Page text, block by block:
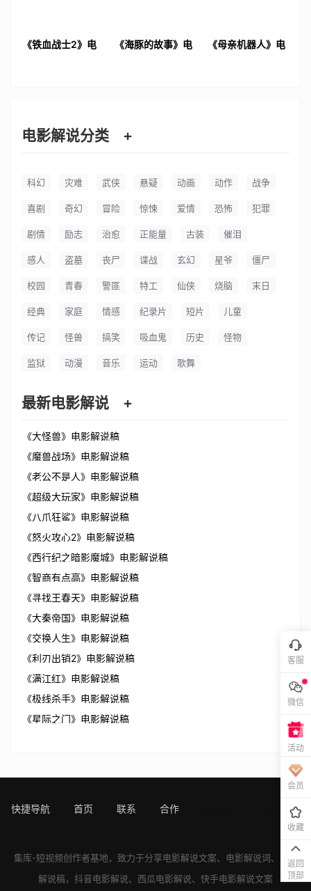
《铁血战士2》电
《海豚的故事》电
《母亲机器人》电
电影解说分类 +
科幻 灾难 武侠 悬疑 动画 动作 战争
喜剧 奇幻 冒险 惊悚 爱情 恐怖 犯罪
剧情 励志 治愈 正能量 古装 催泪
感人 盗墓 丧尸 谍战 玄幻 星爷 僵尸
校园 青春 警匪 特工 仙侠 烧脑 末日
经典 家庭 情感 纪录片 短片 儿童
传记 怪兽 搞笑 吸血鬼 历史 怪物
监狱 动漫 音乐 运动 歌舞
最新电影解说 +
《大怪兽》电影解说稿
《魔兽战场》电影解说稿
《老公不是人》电影解说稿
《超级大玩家》电影解说稿
《八爪狂鲨》电影解说稿
《怒火攻心2》电影解说稿
《西行纪之暗影魔城》电影解说稿
《智商有点高》电影解说稿
《寻找王春天》电影解说稿
《大秦帝国》电影解说稿
《交换人生》电影解说稿
《利刃出销2》电影解说稿
《满江红》电影解说稿
《极线杀手》电影解说稿
《星际之门》电影解说稿
快捷导航 首页 联系 合作
[!---page.sta
集库-短视频创作者基地，致力于分享电影解说文案、 电影解说词、
电影
解说稿， 抖音电影解说、 西瓜电影解说、 快手电影解说文案
客服
微信
活动
会员
收藏
返回
顶部